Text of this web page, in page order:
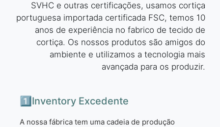
SVHC e outras certificações, usamos cortiça
portuguesa importada certificada FSC, temos 10
anos de experiência no fabrico de tecido de
cortiça. Os nossos produtos são amigos do
ambiente e utilizamos a tecnologia mais
avançada para os produzir.
1️⃣Inventory Excedente
A nossa fábrica tem uma cadeia de produção